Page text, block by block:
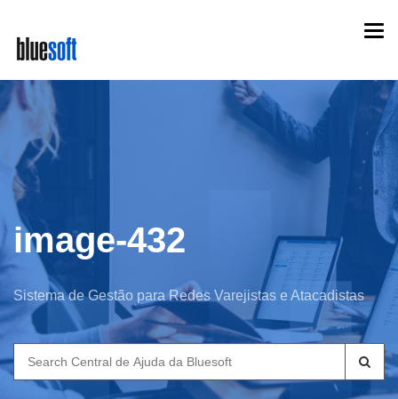
main
content
image-432
Sistema de Gestão para Redes Varejistas e Atacadistas
Search
for: